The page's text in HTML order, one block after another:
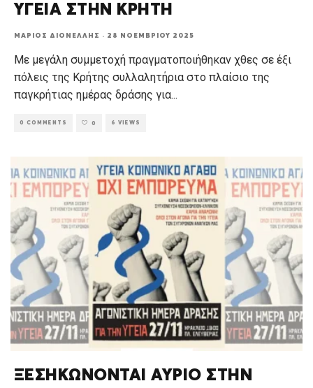
ΥΓΕΙΑ ΣΤΗΝ ΚΡΗΤΗ
ΜΆΡΙΟΣ ΔΙΟΝΈΛΛΗΣ · 28 ΝΟΕΜΒΡΊΟΥ 2025
Με μεγάλη συμμετοχή πραγματοποιήθηκαν χθες σε έξι
πόλεις της Κρήτης συλλαλητήρια στο πλαίσιο της
παγκρήτιας ημέρας δράσης για...
0 COMMENTS 0 6 VIEWS
ΞΕΣΗΚΩΝΟΝΤΑΙ ΑΥΡΙΟ ΣΤΗΝ